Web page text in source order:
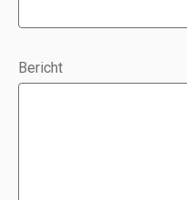
Bericht